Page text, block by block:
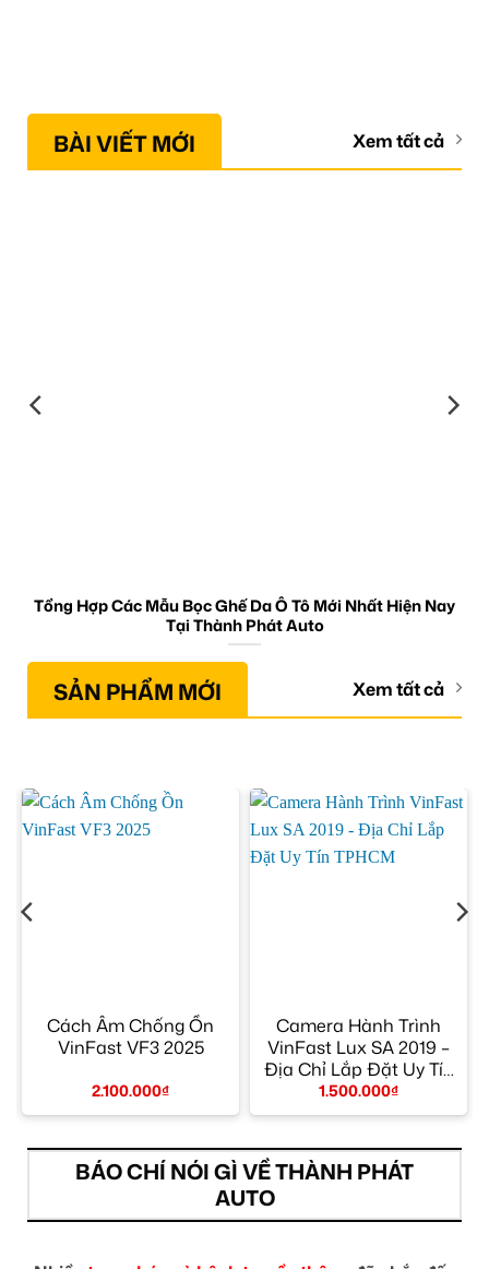
BÀI VIẾT MỚI Xem tất cả
Tổng Hợp Các Mẫu Bọc Ghế Da Ô Tô Mới Nhất Hiện Nay
Tại Thành Phát Auto
SẢN PHẨM MỚI Xem tất cả
Cách Âm Chống Ồn
VinFast VF3 2025
2.100.000₫
Camera Hành Trình
VinFast Lux SA 2019 –
Địa Chỉ Lắp Đặt Uy Tín
TPHCM
1.500.000₫
BÁO CHÍ NÓI GÌ VỀ THÀNH PHÁT
AUTO